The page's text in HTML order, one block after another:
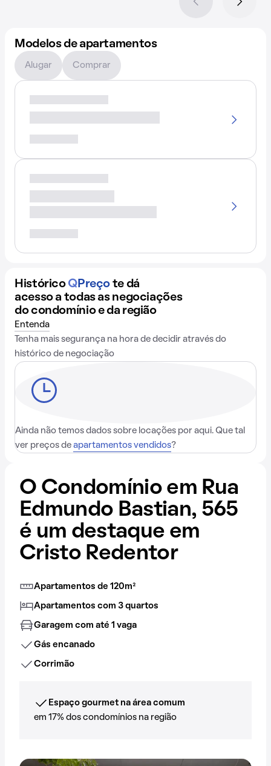
Modelos de apartamentos
Alugar Comprar
Histórico QPreço te dá
acesso a todas as negociações
do condomínio e da região
Entenda
Tenha mais segurança na hora de decidir através do
histórico de negociação
Ainda não temos dados sobre locações por aqui. Que tal
ver preços de apartamentos vendidos?
O Condomínio em Rua
Edmundo Bastian, 565
é um destaque em
Cristo Redentor
Apartamentos de 120m²
Apartamentos com 3 quartos
Garagem com até 1 vaga
Gás encanado
Corrimão
Espaço gourmet na área comum
em 17% dos condomínios na região